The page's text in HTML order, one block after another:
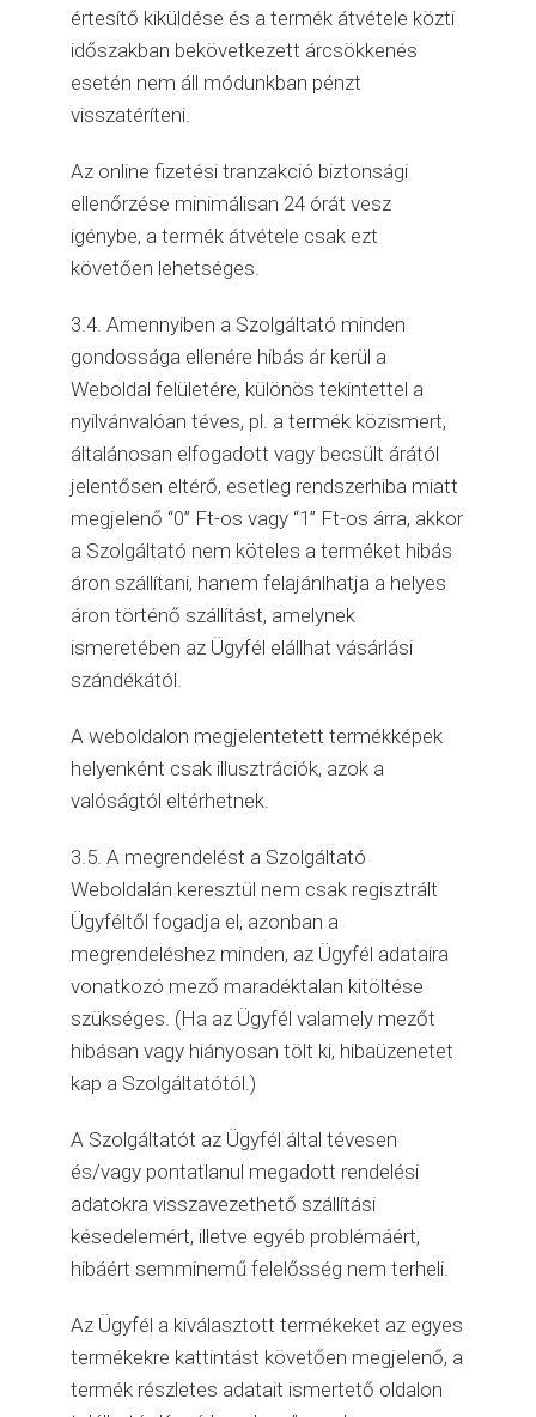
értesítő kiküldése és a termék átvétele közti
időszakban bekövetkezett árcsökkenés
esetén nem áll módunkban pénzt
visszatéríteni.
Az online fizetési tranzakció biztonsági
ellenőrzése minimálisan 24 órát vesz
igénybe, a termék átvétele csak ezt
követően lehetséges.
3.4. Amennyiben a Szolgáltató minden
gondossága ellenére hibás ár kerül a
Weboldal felületére, különös tekintettel a
nyilvánvalóan téves, pl. a termék közismert,
általánosan elfogadott vagy becsült árától
jelentősen eltérő, esetleg rendszerhiba miatt
megjelenő “0” Ft-os vagy “1” Ft-os árra, akkor
a Szolgáltató nem köteles a terméket hibás
áron szállítani, hanem felajánlhatja a helyes
áron történő szállítást, amelynek
ismeretében az Ügyfél elállhat vásárlási
szándékától.
A weboldalon megjelentetett termékképek
helyenként csak illusztrációk, azok a
valóságtól eltérhetnek.
3.5. A megrendelést a Szolgáltató
Weboldalán keresztül nem csak regisztrált
Ügyféltől fogadja el, azonban a
megrendeléshez minden, az Ügyfél adataira
vonatkozó mező maradéktalan kitöltése
szükséges. (Ha az Ügyfél valamely mezőt
hibásan vagy hiányosan tölt ki, hibaüzenetet
kap a Szolgáltatótól.)
A Szolgáltatót az Ügyfél által tévesen
és/vagy pontatlanul megadott rendelési
adatokra visszavezethető szállítási
késedelemért, illetve egyéb problémáért,
hibáért semminemű felelősség nem terheli.
Az Ügyfél a kiválasztott termékeket az egyes
termékekre kattintást követően megjelenő, a
termék részletes adatait ismertető oldalon